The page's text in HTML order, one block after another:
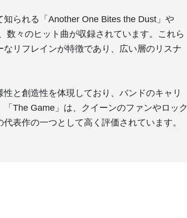
られる「Another One Bites the Dust」や
数々のヒット曲が収録されています。これら
リフレインが特徴であり、広い層のリスナ
と創造性を体現しており、バンドのキャリ
The Game」は、クイーンのファンやロック
表作の一つとして高く評価されています。